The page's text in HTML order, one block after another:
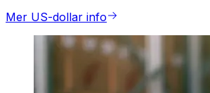
Mer US-dollar info